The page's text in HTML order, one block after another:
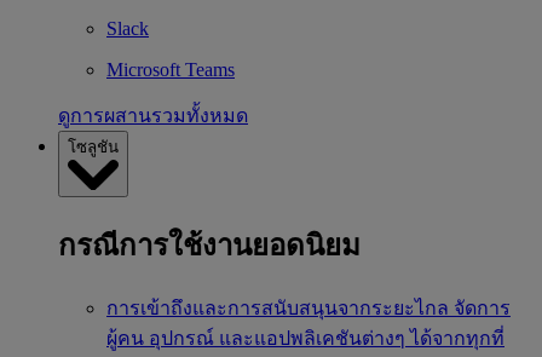
Slack
Microsoft Teams
ดูการผสานรวมทั้งหมด
โซลูชัน
กรณีการใช้งานยอดนิยม
การเข้าถึงและการสนับสนุนจากระยะไกล จัดการ
ผู้คน อุปกรณ์ และแอปพลิเคชันต่างๆ ได้จากทุกที่